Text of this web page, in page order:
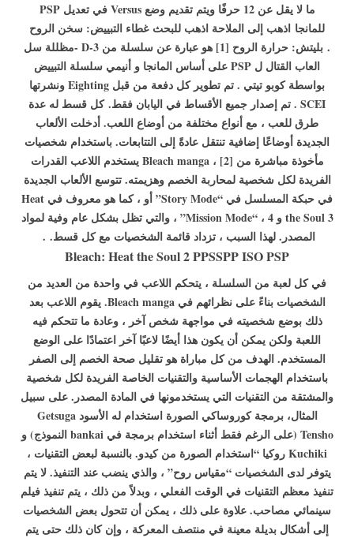
ما لا يقل عن 12 حرفًا ويتم تقديم وضع Versus في تعديل PSP
للمانجا اذهب إلى الملاحة اذهب للبحثغطاء التبييض: سخن الروح
.
بليتش: حرارة الروح [1] هو عبارة عن سلسلة من 3-D -مظللة سل
العاب القتال ل PSP على أساس المانجا و أنيمي سلسلة التبييض
بواسطة كوبو تيتي . تم تطوير كل دفعة من قبل Eighting ونشرتها
SCEI . تم إصدار جميع الأقساط في اليابان فقط.
كل قسط له عدة
طرق للعب ، مع أنواع مختلفة من أوضاع اللعب. أدخلت الألعاب
الجديدة أوضاعًا إضافية تنتقل عادةً إلى التتابعات. باستخدام شخصيات
مأخوذة مباشرة من Bleach manga ، [2] يستخدم اللاعب القدرات
الفريدة لكل شخصية لمحاربة الخصم وهزيمته. تتوسع الألعاب الجديدة
في حبكة المسلسل في “Story Mode” أو ، كما هو معروف في Heat
the Soul 3 و 4 ، “Mission Mode” ، والتي تظل بشكل عام وفية لمواد
المصدر. لهذا السبب ، تزداد قائمة الشخصيات مع كل قسط. .
Bleach: Heat the Soul 2 PPSSPP ISO PSP
في كل لعبة من السلسلة ، يتحكم اللاعب في واحدة من العديد من
الشخصيات بناءً على نظرائهم في Bleach manga. يقوم اللاعب بعد
ذلك بوضع شخصيته في مواجهة شخص آخر ، وعادة ما تتحكم فيه
اللعبة ولكن يمكن أن يكون هذا أيضًا لاعبًا آخر اعتمادًا على الوضع
المستخدم. الهدف من كل مباراة هو تقليل صحة الخصم إلى الصفر
باستخدام الهجمات الأساسية والتقنيات الخاصة الفريدة لكل شخصية
والمشتقة من التقنيات التي يستخدمونها في المادة المصدر. على سبيل
المثال، برمجة كوروساكي الصورة استخدام له الأسود Getsuga
Tensho (على الرغم فقط أثناء استخدام برمجة في bankai النموذج) و
Kuchiki روكيا “استخدام الصورة من كيدو. بالنسبة لبعض التقنيات ،
يتوفر لدى الشخصيات “مقياس روح” ، والذي ينضب عند التنفيذ. لا يتم
تنفيذ معظم التقنيات في الوقت الفعلي ، وبدلاً من ذلك ، يتم تنفيذ فيلم
سينمائي مصاحب. علاوة على ذلك ، يمكن أن تتحول بعض الشخصيات
إلى أشكال بديلة معينة في منتصف المعركة ، وإن كان ذلك حتى يتم